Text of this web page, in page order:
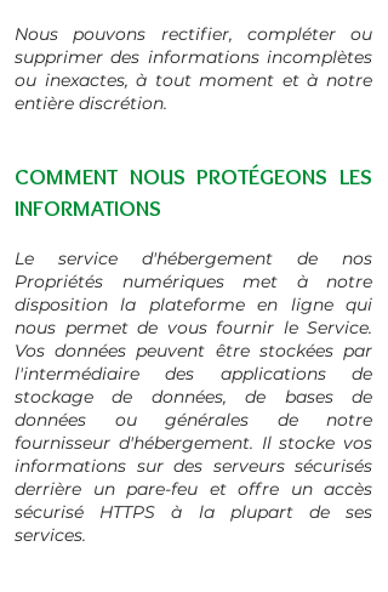
Nous pouvons rectifier, compléter ou
supprimer des informations incomplètes
ou inexactes, à tout moment et à notre
entière discrétion.
COMMENT NOUS PROTÉGEONS LES
INFORMATIONS
Le service d'hébergement de nos
Propriétés numériques met à notre
disposition la plateforme en ligne qui
nous permet de vous fournir le Service.
Vos données peuvent être stockées par
l'intermédiaire des applications de
stockage de données, de bases de
données ou générales de notre
fournisseur d'hébergement. Il stocke vos
informations sur des serveurs sécurisés
derrière un pare-feu et offre un accès
sécurisé HTTPS à la plupart de ses
services.​